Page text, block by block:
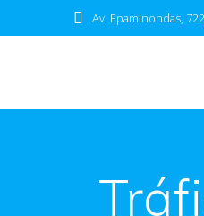
Av. Epaminondas,